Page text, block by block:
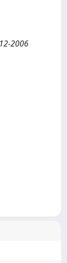
2006